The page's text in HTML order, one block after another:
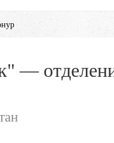
—